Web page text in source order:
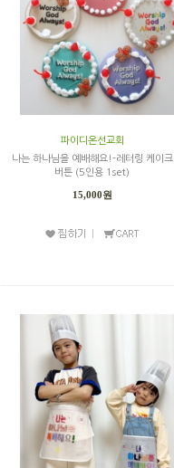
파이디온선교회
나는 하나님을 예배해요!-레터링 케이크
버튼 (5인용 1set)
15,000원